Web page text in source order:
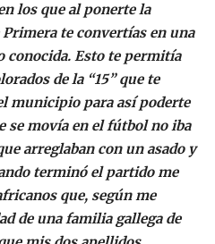
los que al ponerte la
te convertías en una
conocida. Esto te permitía
de la “15” que te
municipio para así poderte
se movía en el fútbol no iba
arreglaban con un asado y
terminó el partido me
que, según me
de una familia gallega de